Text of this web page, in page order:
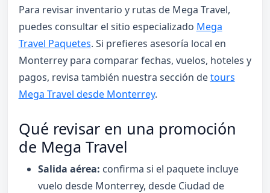
Para revisar inventario y rutas de Mega Travel,
puedes consultar el sitio especializado Mega
Travel Paquetes. Si prefieres asesoría local en
Monterrey para comparar fechas, vuelos, hoteles y
pagos, revisa también nuestra sección detours
Mega Travel desde Monterrey.
Qué revisar en una promoción
de Mega Travel
Salida aérea: confirma si el paquete incluye
vuelo desde Monterrey, desde Ciudad de